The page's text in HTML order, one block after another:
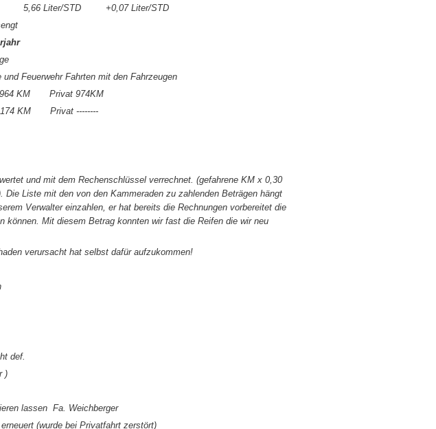
5,66 Liter/STD +0,07 Liter/STD
Feuerwehr Fahrten mit den Fahrzeugen
KM Privat 974KM
Privat --------
und mit dem Rechenschlüssel verrechnet. (gefahrene KM x 0,30
Liste mit den von den Kammeraden zu zahlenden Beträgen hängt
Verwalter einzahlen, er hat bereits die Rechnungen vorbereitet die
können. Mit diesem Betrag konnten wir fast die Reifen die wir neu
verursacht hat selbst dafür aufzukommen!
def.
)
lassen Fa. Weichberger
(wurde bei Privatfahrt zerstört)